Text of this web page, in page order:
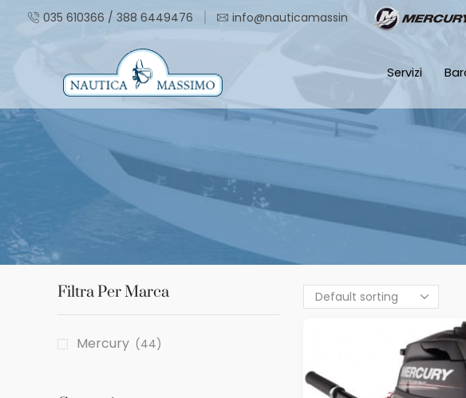
035 610366 / 388 6449476 info@nauticamassimo.it
Servizi
Filtra Per Marca
Mercury (44)